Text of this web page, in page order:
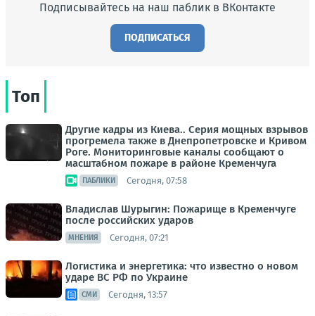
Подписывайтесь на наш паблик в ВКонтакте
ПОДПИСАТЬСЯ
Топ
Другие кадры из Киева.. Серия мощных взрывов
прогремела также в Днепропетровске и Кривом
Роге. Мониторинговые каналы сообщают о
масштабном пожаре в районе Кременчуга
ПАБЛИКИ Сегодня, 07:58
Владислав Шурыгин: Пожарище в Кременчуге
после российских ударов
МНЕНИЯ Сегодня, 07:21
Логистика и энергетика: что известно о новом
ударе ВС РФ по Украине
СМИ Сегодня, 13:57